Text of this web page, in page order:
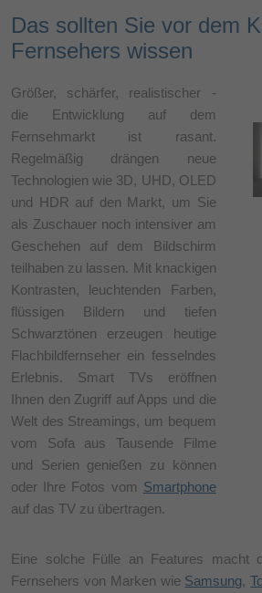
Das sollten Sie vor dem
Fernsehers wissen
Größer, schärfer, realistischer -
die Entwicklung auf dem
Fernsehmarkt ist rasant.
Regelmäßig drängen neue
Technologien wie 3D, UHD, OLED
und HDR auf den Markt, um Sie
als Zuschauer noch intensiver am
Geschehen auf dem Bildschirm
teilhaben zu lassen. Mit knackigen
Kontrasten, leuchtenden Farben,
flüssigen Bildern und tiefen
Schwarztönen erzeugen heutige
Flachbildfernseher ein fesselndes
Erlebnis. Smart TVs eröffnen
Ihnen den Zugriff auf Apps und die
Welt des Streamings, um bequem
vom Sofa aus Tausende Filme
und Serien genießen zu können
oder Ihre Fotos vom Smartphone
auf das TV zu übertragen.
Eine solche Fülle an Features macht
Fernsehers von Marken wie Samsung,